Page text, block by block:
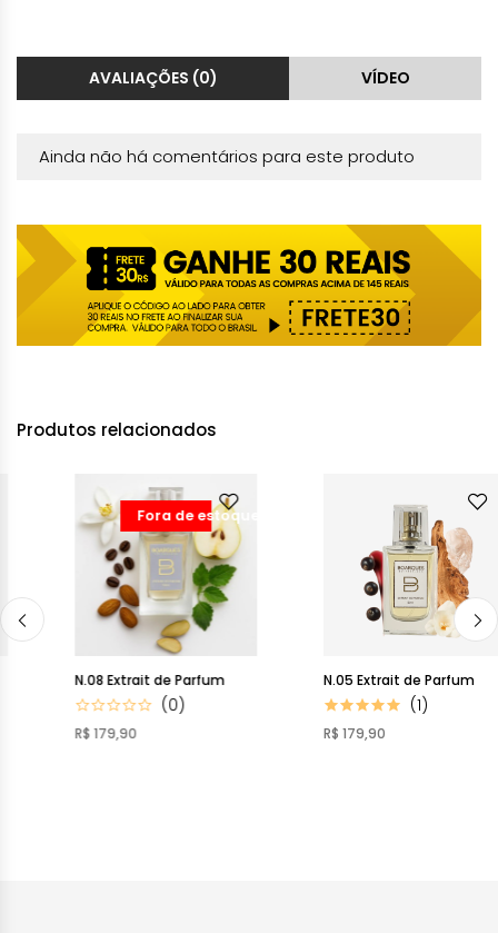
AVALIAÇÕES (0) VÍDEO
Ainda não há comentários para este produto
Produtos relacionados
N.08 Extrait de Parfum
(0)
R$ 179,90
Fora de estoque
N.05 Extrait de Parfum
(1)
R$ 179,90